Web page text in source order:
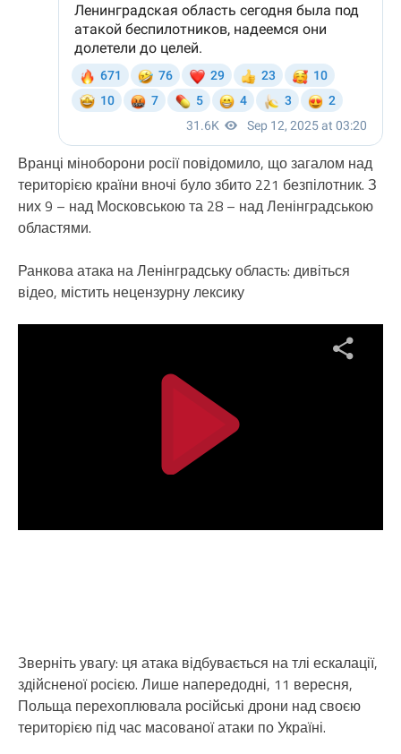
Вранці міноборони росії повідомило, що загалом над
територією країни вночі було збито 221 безпілотник. З
них 9 – над Московською та 28 – над Ленінградською
областями.
Ранкова атака на Ленінградську область: дивіться
відео, містить нецензурну лексику
Зверніть увагу: ця атака відбувається на тлі ескалації,
здійсненої росією. Лише напередодні, 11 вересня,
Польща перехоплювала російські дрони над своєю
територією під час масованої атаки по Україні.